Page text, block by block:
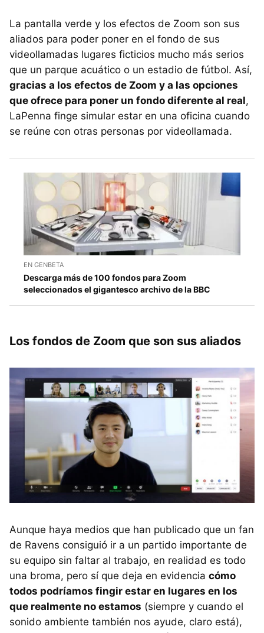
La pantalla verde y los efectos de Zoom son sus
aliados para poder poner en el fondo de sus
videollamadas lugares ficticios mucho más serios
que un parque acuático o un estadio de fútbol. Así,
gracias a los efectos de Zoom y a las opciones
que ofrece para poner un fondo diferente al real,
LaPenna finge simular estar en una oficina cuando
se reúne con otras personas por videollamada.
EN GENBETA
Descarga más de 100 fondos para Zoom
seleccionados el gigantesco archivo de la BBC
Los fondos de Zoom que son sus aliados
Aunque haya medios que han publicado que un fan
de Ravens consiguió ir a un partido importante de
su equipo sin faltar al trabajo, en realidad es todo
una broma, pero sí que deja en evidencia cómo
todos podríamos fingir estar en lugares en los
que realmente no estamos (siempre y cuando el
sonido ambiente también nos ayude, claro está),